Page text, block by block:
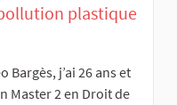
plastique
Bargès, j’ai 26 ans et
Master 2 en Droit de